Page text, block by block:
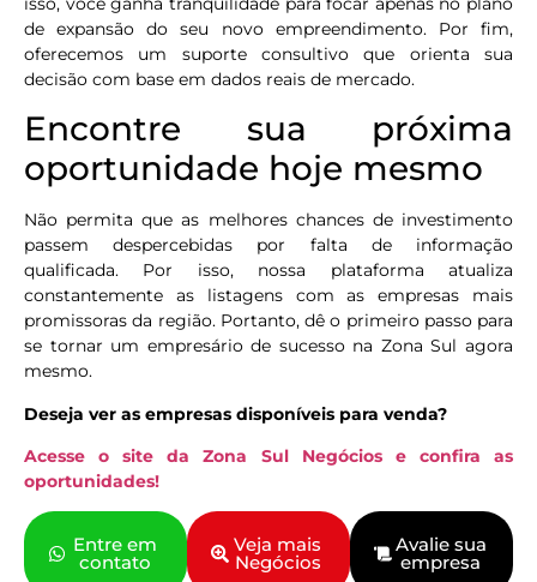
de expansão do seu novo empreendimento. Por fim,
oferecemos um suporte consultivo que orienta sua
decisão com base em dados reais de mercado.
Encontre sua próxima
oportunidade hoje mesmo
Não permita que as melhores chances de investimento
passem despercebidas por falta de informação
qualificada. Por isso, nossa plataforma atualiza
constantemente as listagens com as empresas mais
promissoras da região. Portanto, dê o primeiro passo para
se tornar um empresário de sucesso na Zona Sul agora
mesmo.
Deseja ver as empresas disponíveis para venda?
Acesse o site da Zona Sul Negócios e confira as
oportunidades!
Entre em
contato
Veja mais
Negócios
Avalie sua
empresa